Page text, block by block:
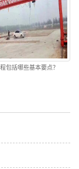
包括哪些基本要点？